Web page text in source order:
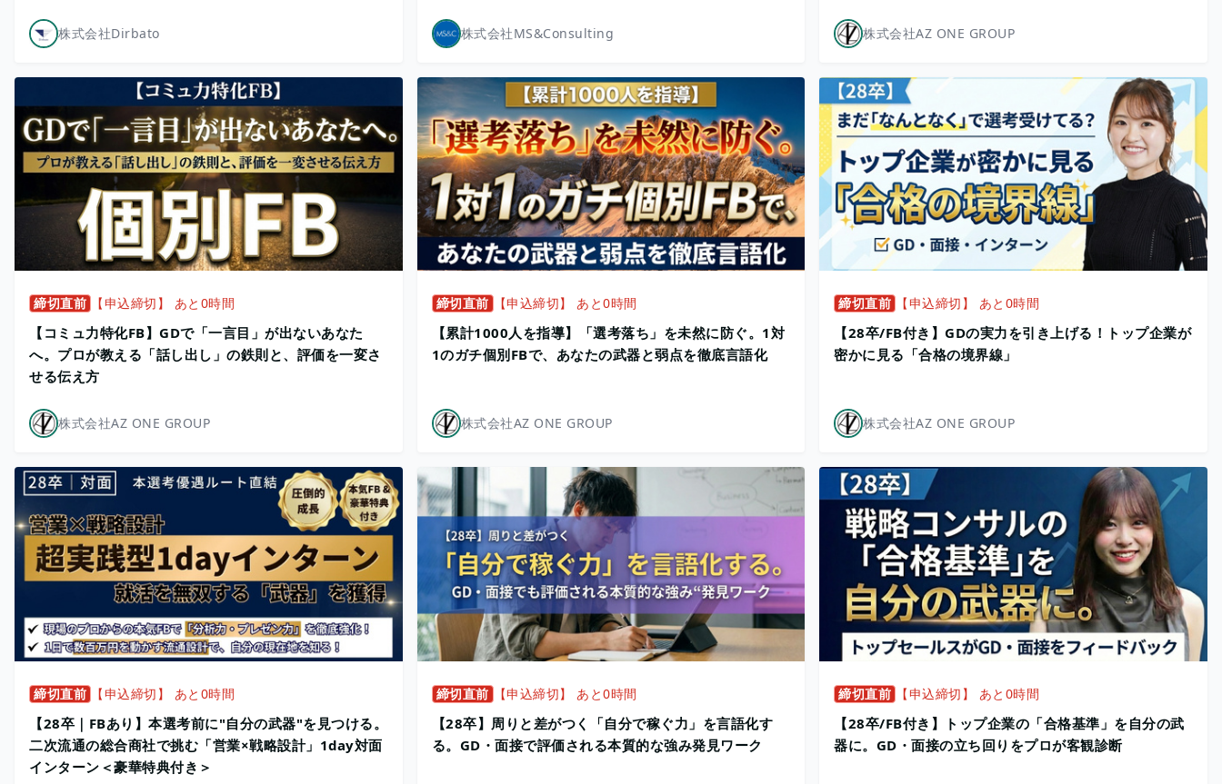
株式会社Dirbato 株式会社MS&Consulting 株式会社AZ ONE GROUP
締切直前 【申込締切】 あと0時間
【コミュ力特化FB】GDで「一言目」が出ないあなた
へ。プロが教える「話し出し」の鉄則と、評価を一変さ
せる伝え方
株式会社AZ ONE GROUP
締切直前 【申込締切】 あと0時間
【累計1000人を指導】「選考落ち」を未然に防ぐ。1対
1のガチ個別FBで、あなたの武器と弱点を徹底言語化
株式会社AZ ONE GROUP
締切直前 【申込締切】 あと0時間
【28卒/FB付き】GDの実力を引き上げる！トップ企業が
密かに見る「合格の境界線」
株式会社AZ ONE GROUP
締切直前 【申込締切】 あと0時間
【28卒｜FBあり】本選考前に"自分の武器"を見つける。
二次流通の総合商社で挑む「営業×戦略設計」1day対面
インターン＜豪華特典付き＞
締切直前 【申込締切】 あと0時間
【28卒】周りと差がつく「自分で稼ぐ力」を言語化す
る。GD・面接で評価される本質的な強み発見ワーク
締切直前 【申込締切】 あと0時間
【28卒/FB付き】トップ企業の「合格基準」を自分の武
器に。GD・面接の立ち回りをプロが客観診断